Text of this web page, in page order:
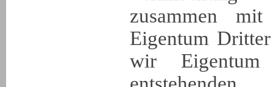
zusammen
Eigentum
wir